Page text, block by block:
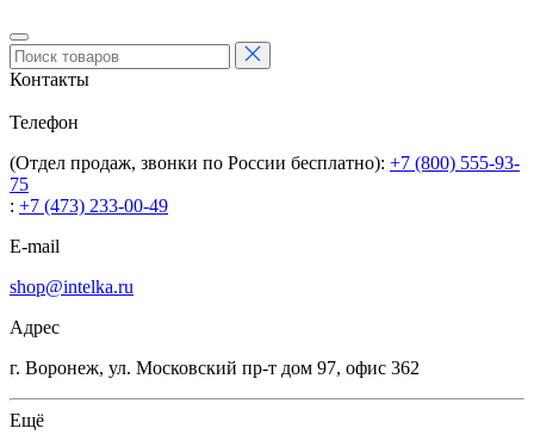
Контакты
Телефон
(Отдел продаж, звонки по России бесплатно): +7 (800) 555-93-
75
: +7 (473) 233-00-49
E-mail
shop@intelka.ru
Адрес
г. Воронеж, ул. Московский пр-т дом 97, офис 362
Ещё